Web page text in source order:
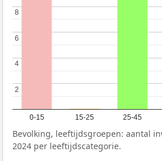
0-15 15-25 25-45
2
2
4
4
6
6
8
8
Bevolking, leeftijdsgroepen: aantal
2024 per leeftijdscategorie.